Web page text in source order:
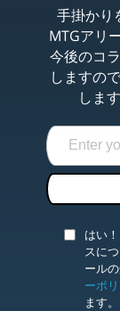
手掛かり
MTGアリ
今後のコ
しますの
しま
はい
スに
ール
ーポ
ます。